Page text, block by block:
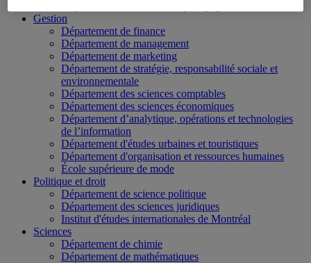
Gestion
Département de finance
Département de management
Département de marketing
Département de stratégie, responsabilité sociale et
environnementale
Département des sciences comptables
Département des sciences économiques
Département d’analytique, opérations et technologies
de l’information
Département d'études urbaines et touristiques
Département d'organisation et ressources humaines
École supérieure de mode
Politique et droit
Département de science politique
Département des sciences juridiques
Institut d'études internationales de Montréal
Sciences
Département de chimie
Département de mathématiques